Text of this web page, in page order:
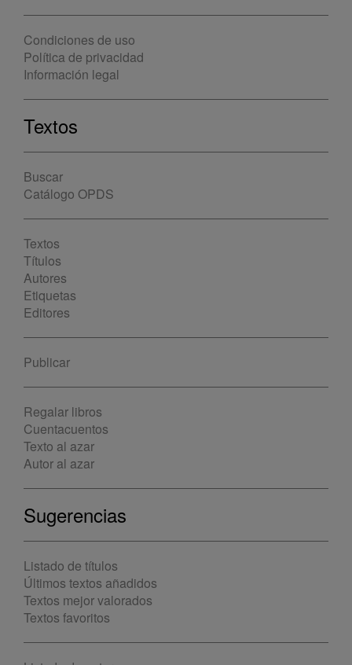
Condiciones de uso
Política de privacidad
Información legal
Textos
Buscar
Catálogo OPDS
Textos
Títulos
Autores
Etiquetas
Editores
Publicar
Regalar libros
Cuentacuentos
Texto al azar
Autor al azar
Sugerencias
Listado de títulos
Últimos textos añadidos
Textos mejor valorados
Textos favoritos